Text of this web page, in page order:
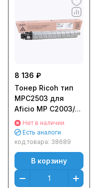
8 136 ₽
Тонер Ricoh тип
MPC2503 для
Aficio MP C2003/
C2503 (15000стр.)
Черный (Black)
Оригинальный
Нет в наличии
Есть аналоги
код товара: 38689
В корзину